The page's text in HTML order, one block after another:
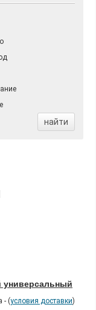
найти
универсальный
- (условия доставки)